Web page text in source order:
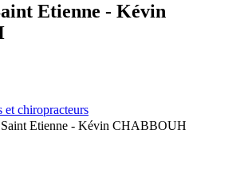
Etienne - Kévin
et chiropracteurs
Saint Etienne - Kévin CHABBOUH